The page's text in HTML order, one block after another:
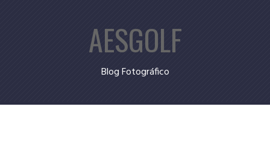
AESGOLF
Blog Fotográfico